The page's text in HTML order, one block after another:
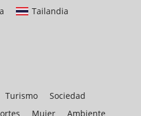
Tailandia
Turismo
Sociedad
Mujer Ambiente